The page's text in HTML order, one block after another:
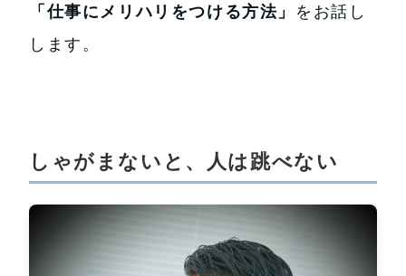
「仕事にメリハリをつける方法」 をお話し
します。
しゃがまないと、人は跳べない